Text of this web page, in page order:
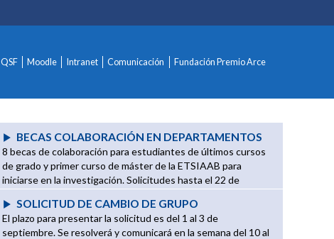
QSF Moodle Intranet Comunicación Fundación Premio Arce
BECAS COLABORACIÓN EN DEPARTAMENTOS
8 becas de colaboración para estudiantes de últimos cursos
de grado y primer curso de máster de la ETSIAAB para
iniciarse en la investigación. Solicitudes hasta el 22 de
SOLICITUD DE CAMBIO DE GRUPO
El plazo para presentar la solicitud es del 1 al 3 de
septiembre. Se resolverá y comunicará en la semana del 10 al